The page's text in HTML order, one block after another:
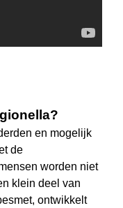
en mogelijk
de
worden niet
klein deel van
ontwikkelt